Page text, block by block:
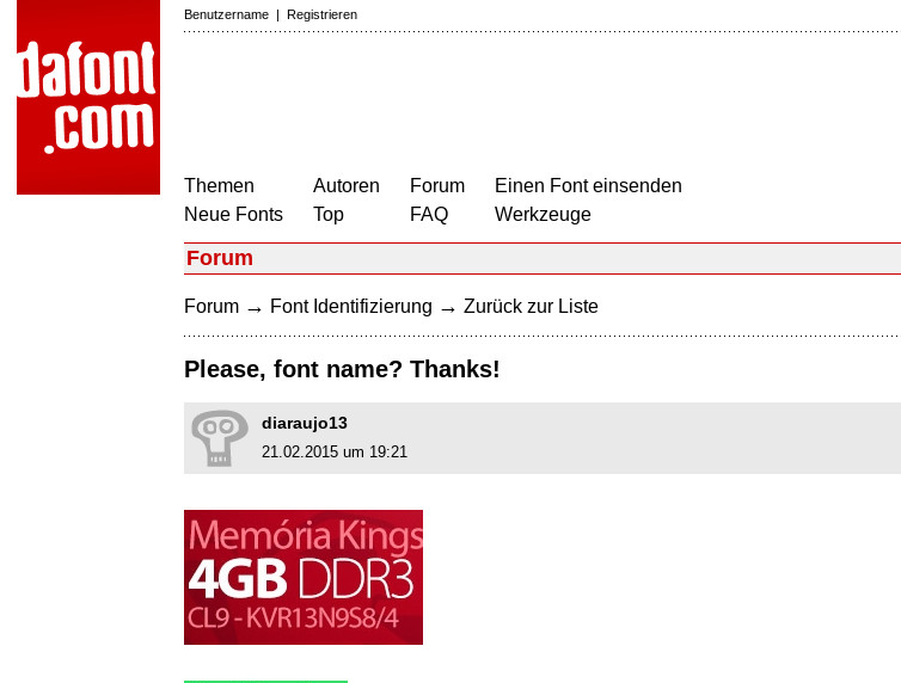
Benutzername | Registrieren
Themen
Neue Fonts
Autoren
Top
Forum
FAQ
Einen Font einsenden
Werkzeuge
Forum
Forum → Font Identifizierung → Zurück zur Liste
Please, font name? Thanks!
diaraujo13
21.02.2015 um 19:21